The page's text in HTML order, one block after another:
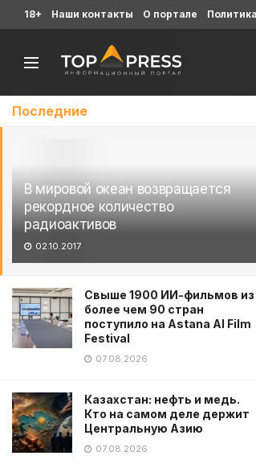
Последние
В мировой океан возвращается
рекордное количество
радиоактивов
02.10.2017
Свыше 1900 ИИ-фильмов из
более чем 90 стран
поступило на Astana AI Film
Festival
07.08.2026
Казахстан: нефть и медь.
Кто на самом деле держит
Центральную Азию
07.08.2026
18+ Наши контакты О портале